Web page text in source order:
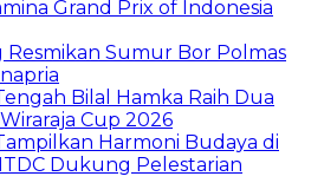
Grand Prix of Indonesia
Sumur Bor Polmas
Bilal Hamka Raih Dua
Cup 2026
Harmoni Budaya di
Dukung Pelestarian